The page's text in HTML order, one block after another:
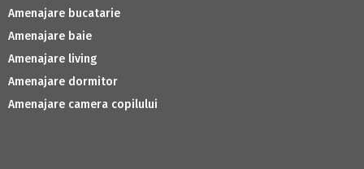
Amenajare bucatarie
Amenajare baie
Amenajare living
Amenajare dormitor
Amenajare camera copilului